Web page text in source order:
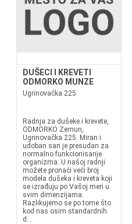
DUŠECI I KREVETI
ODMORKO MUNZE
Ugrinovačka 225
Radnja za dušeke i krevete,
ODMORKO Zemun,
Ugrinovačka 225. Miran i
udoban san je presudan za
normalno funkcionisanje
organizma. U našoj radnji
možete pronaći veći broj
modela dušeka i kreveta koji
se izrađuju po Vašoj meri u
svim dimenzijama.
Razlikujemo se po tome što
kod nas osim standardnih
d...